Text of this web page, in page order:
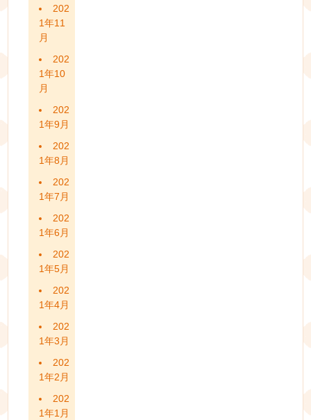
202
1年11
月
202
1年10
月
202
1年9月
202
1年8月
202
1年7月
202
1年6月
202
1年5月
202
1年4月
202
1年3月
202
1年2月
202
1年1月